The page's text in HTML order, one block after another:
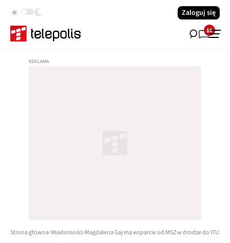
Zaloguj się
10
Strona główna Wiadomości Magdalena Gaj ma wsparcie od MSZ w drodze do ITU